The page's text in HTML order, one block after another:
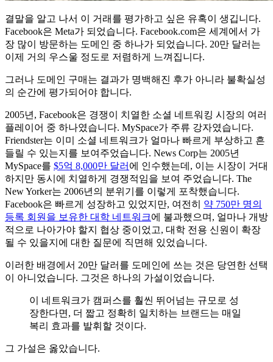
결말을 알고 나서 이 거래를 평가하고 싶은 유혹이 생깁니다.
Facebook은 Meta가 되었습니다. Facebook.com은 세계에서 가
장 많이 방문하는 도메인 중 하나가 되었습니다. 20만 달러는
이제 거의 우스울 정도로 저렴하게 느껴집니다.
그러나 도메인 구매는 결과가 명백해진 후가 아니라 불확실성
의 순간에 평가되어야 합니다.
2005년, Facebook은 경쟁이 치열한 소셜 네트워킹 시장의 여러
플레이어 중 하나였습니다. MySpace가 주류 강자였습니다.
Friendster는 이미 소셜 네트워크가 얼마나 빠르게 부상하고 흔
들릴 수 있는지를 보여주었습니다. News Corp는 2005년
MySpace를 $5억 8,000만 달러 에 인수했는데, 이는 시장이 거대
하지만 동시에 치열하게 경쟁적임을 보여 주었습니다. The
New Yorker는 2006년의 분위기를 이렇게 포착했습니다.
Facebook은 빠르게 성장하고 있었지만, 여전히 약 750만 명의
등록 회원을 보유한 대학 네트워크에 불과했으며, 얼마나 개방
적으로 나아가야 할지 협상 중이었고, 대학 전용 신원이 확장
될 수 있을지에 대한 질문에 직면해 있었습니다.
이러한 배경에서 20만 달러를 도메인에 쓰는 것은 당연한 선택
이 아니었습니다. 그것은 하나의 가설이었습니다.
이 네트워크가 캠퍼스를 훨씬 뛰어넘는 규모로 성
장한다면, 더 짧고 정확히 일치하는 브랜드는 매일
복리 효과를 발휘할 것이다.
그 가설은 옳았습니다.